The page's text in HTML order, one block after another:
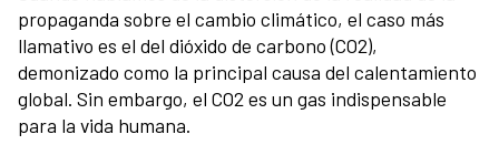
propaganda sobre el cambio climático, el caso más
llamativo es el del dióxido de carbono (CO2),
demonizado como la principal causa del calentamiento
global. Sin embargo, el CO2 es un gas indispensable
para la vida humana.